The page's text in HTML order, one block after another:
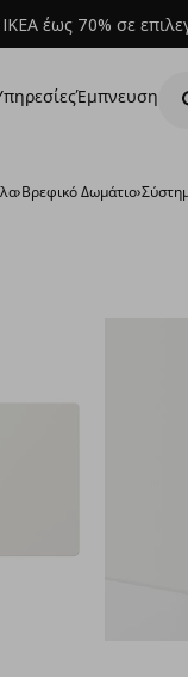
έως 70% σε
Έμπνευση
›Βρεφικό Δωμάτιο›